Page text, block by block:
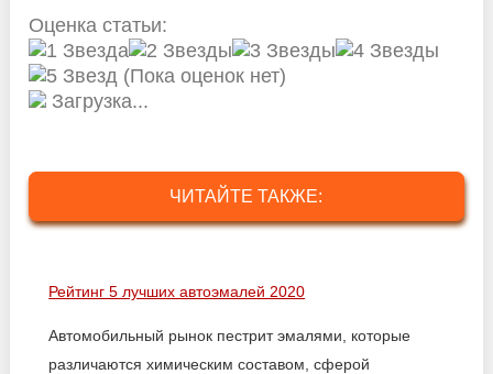
Оценка статьи:
(Пока оценок нет)
Загрузка...
ЧИТАЙТЕ ТАКЖЕ:
Рейтинг 5 лучших автоэмалей 2020
Автомобильный рынок пестрит эмалями, которые
различаются химическим составом, сферой